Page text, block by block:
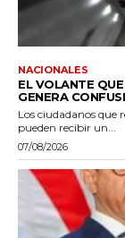
NACIONALES
EL VOLANTE
GENERA
Los ciudadanos que
pueden recibir un...
07/08/2026